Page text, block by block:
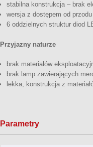
stabilna konstrukcja – brak
wersja z dostępem od
6 oddzielnych struktur diod
Przyjazny naturze
brak materiałów
brak lamp zawierających
lekka, konstrukcja z
Parametry